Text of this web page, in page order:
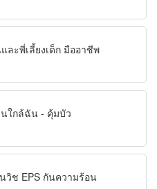
ละพี่เลี้ยงเด็ก มืออาชีพ
ใกล้ฉัน - คุ้มบัว
วิช EPS กันความร้อน